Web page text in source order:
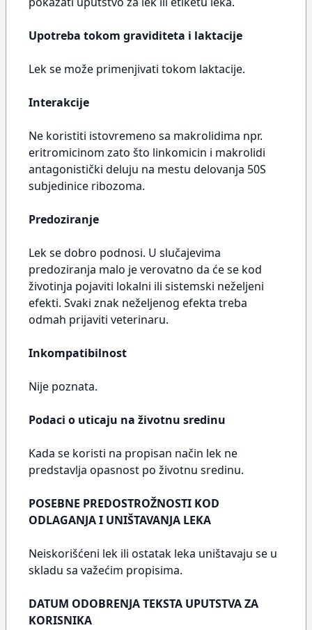
Upotreba tokom graviditeta i laktacije
Lek se može primenjivati tokom laktacije.
Interakcije
Ne koristiti istovremeno sa makrolidima npr.
eritromicinom zato što linkomicin i makrolidi
antagonistički deluju na mestu delovanja 50S
subjedinice ribozoma.
Predoziranje
Lek se dobro podnosi. U slučajevima
predoziranja malo je verovatno da će se kod
životinja pojaviti lokalni ili sistemski neželjeni
efekti. Svaki znak neželjenog efekta treba
odmah prijaviti veterinaru.
Inkompatibilnost
Nije poznata.
Podaci o uticaju na životnu sredinu
Kada se koristi na propisan način lek ne
predstavlja opasnost po životnu sredinu.
POSEBNE PREDOSTROŽNOSTI KOD
ODLAGANJA I UNIŠTAVANJA LEKA
Neiskorišćeni lek ili ostatak leka uništavaju se u
skladu sa važećim propisima.
DATUM ODOBRENJA TEKSTA UPUTSTVA ZA
KORISNIKA